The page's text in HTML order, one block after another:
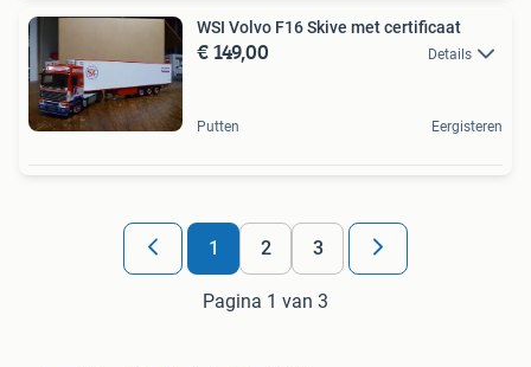
WSI Volvo F16 Skive met certificaat
€ 149,00 Details
Putten Eergisteren
1 2 3
Pagina 1 van 3